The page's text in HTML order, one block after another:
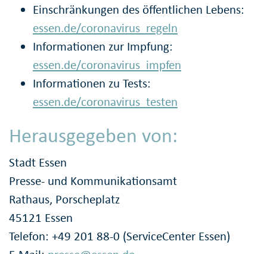
Einschränkungen des öffentlichen Lebens:
essen.de/coronavirus_regeln
Informationen zur Impfung:
essen.de/coronavirus_impfen
Informationen zu Tests:
essen.de/coronavirus_testen
Herausgegeben von:
Stadt Essen
Presse- und Kommunikationsamt
Rathaus, Porscheplatz
45121 Essen
Telefon: +49 201 88-0 (ServiceCenter Essen)